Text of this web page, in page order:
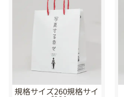
規格サイズ260規格サイ